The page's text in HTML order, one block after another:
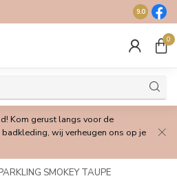
Gratis
9.0
0
Kom gerust langs voor de
wij verheugen ons op je
SMOKEY TAUPE